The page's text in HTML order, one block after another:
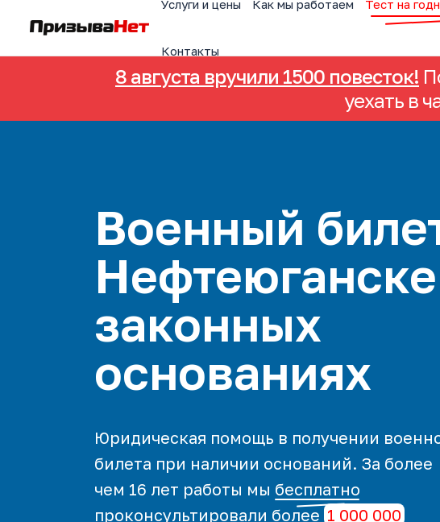
Услуги и цены Как мы работаем Тест на
Контакты
8 августа вручили 1500 повесток!
уехать в
Военный
законных
основаниях
Юридическая помощь в получении
билета при наличии оснований. За более
чем 16 лет работы мы бесплатно
проконсультировали более 1 000 000